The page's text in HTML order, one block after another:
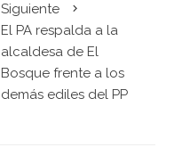
Siguiente
El PA respalda a la
alcaldesa de El
Bosque frente a los
demás ediles del PP